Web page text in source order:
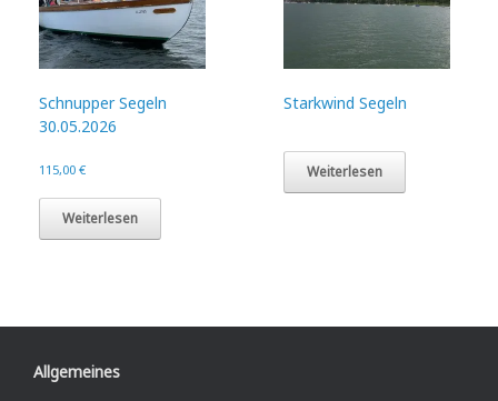
Schnupper Segeln
30.05.2026
115,00 €
Weiterlesen
Starkwind Segeln
Weiterlesen
Allgemeines